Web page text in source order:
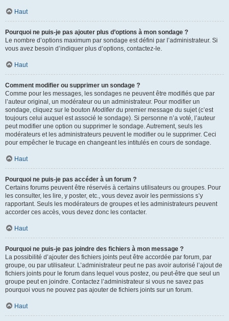
Haut
Pourquoi ne puis-je pas ajouter plus d’options à mon sondage ?
Le nombre d’options maximum par sondage est défini par l’administrateur. Si
vous avez besoin d’indiquer plus d’options, contactez-le.
Haut
Comment modifier ou supprimer un sondage ?
Comme pour les messages, les sondages ne peuvent être modifiés que par
l’auteur original, un modérateur ou un administrateur. Pour modifier un
sondage, cliquez sur le bouton Modifierdu premier message du sujet (c’est
toujours celui auquel est associé le sondage). Si personne n’a voté, l’auteur
peut modifier une option ou supprimer le sondage. Autrement, seuls les
modérateurs et les administrateurs peuvent le modifier ou le supprimer. Ceci
pour empêcher le trucage en changeant les intitulés en cours de sondage.
Haut
Pourquoi ne puis-je pas accéder à un forum ?
Certains forums peuvent être réservés à certains utilisateurs ou groupes. Pour
les consulter, les lire, y poster, etc., vous devez avoir les permissions s’y
rapportant. Seuls les modérateurs de groupes et les administrateurs peuvent
accorder ces accès, vous devez donc les contacter.
Haut
Pourquoi ne puis-je pas joindre des fichiers à mon message ?
La possibilité d’ajouter des fichiers joints peut être accordée par forum, par
groupe, ou par utilisateur. L’administrateur peut ne pas avoir autorisé l’ajout de
fichiers joints pour le forum dans lequel vous postez, ou peut-être que seul un
groupe peut en joindre. Contactez l’administrateur si vous ne savez pas
pourquoi vous ne pouvez pas ajouter de fichiers joints sur un forum.
Haut